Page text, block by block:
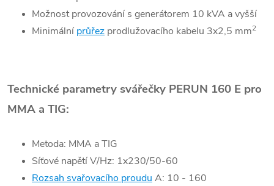
Možnost provozování s generátorem 10 kVA a vyšší
Minimální průřez prodlužovacího kabelu 3x2,5 mm2
Technické parametry svářečky PERUN 160 E pro
MMA a TIG:
Metoda: MMA a TIG
Síťové napětí V/Hz: 1x230/50-60
Rozsah svařovacího proudu A: 10 - 160